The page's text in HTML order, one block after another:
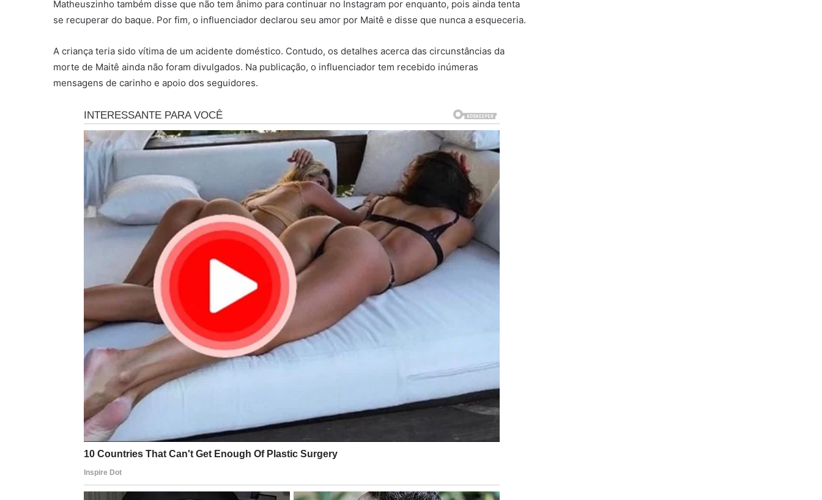
Matheuszinho também disse que não tem ânimo para continuar no Instagram por enquanto, pois ainda tenta
se recuperar do baque. Por fim, o influenciador declarou seu amor por Maitê e disse que nunca a esqueceria.
A criança teria sido vítima de um acidente doméstico. Contudo, os detalhes acerca das circunstâncias da
morte de Maitê ainda não foram divulgados. Na publicação, o influenciador tem recebido inúmeras
mensagens de carinho e apoio dos seguidores.